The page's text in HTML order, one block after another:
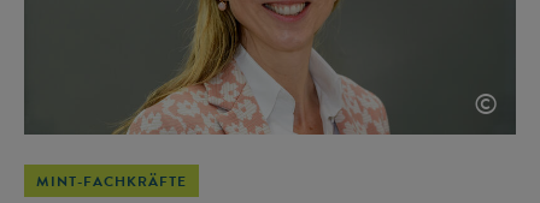
©
MINT-FACHKRÄFTE